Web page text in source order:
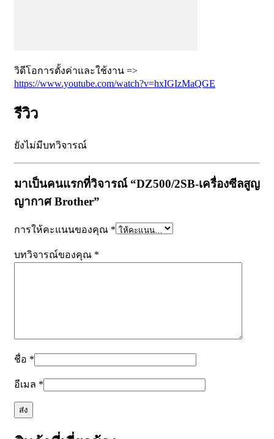
วิดีโอการตั้งค่าและใช้งาน =>
https://www.youtube.com/watch?v=hxIGIzMaQGE
รีวิว
ยังไม่มีบทวิจารณ์
มาเป็นคนแรกที่วิจารณ์ “DZ500/2SB-เครื่องซีลสูญ
ญากาศ Brother”
การให้คะแนนของคุณ *
บทวิจารณ์ของคุณ *
ชื่อ *
อีเมล *